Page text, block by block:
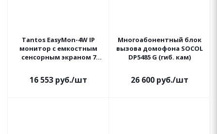
Tantos EasyMon-4W IP
монитор с емкостным
сенсорным экраном 7
16 553 руб./шт
Многоабонентный блок
вызова домофона SOCOL
DP5485 G (гиб. кам)
26 600 руб./шт